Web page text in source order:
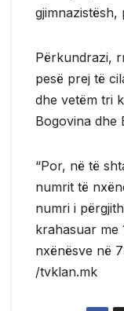
gjimnazistësh,
Përkundrazi,
pesë prej të
dhe vetëm tri
Bogovina dhe
“Por, në të
numrit të
numri i
krahasuar me
nxënësve në
/tvklan.mk